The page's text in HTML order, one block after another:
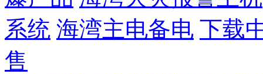
系统 海湾主电备电 下载
售